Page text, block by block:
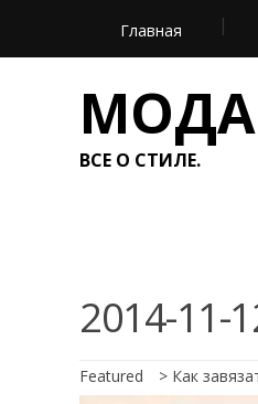
Главная
ВСЕ О СТИЛЕ.
2014-11-
Featured > Как